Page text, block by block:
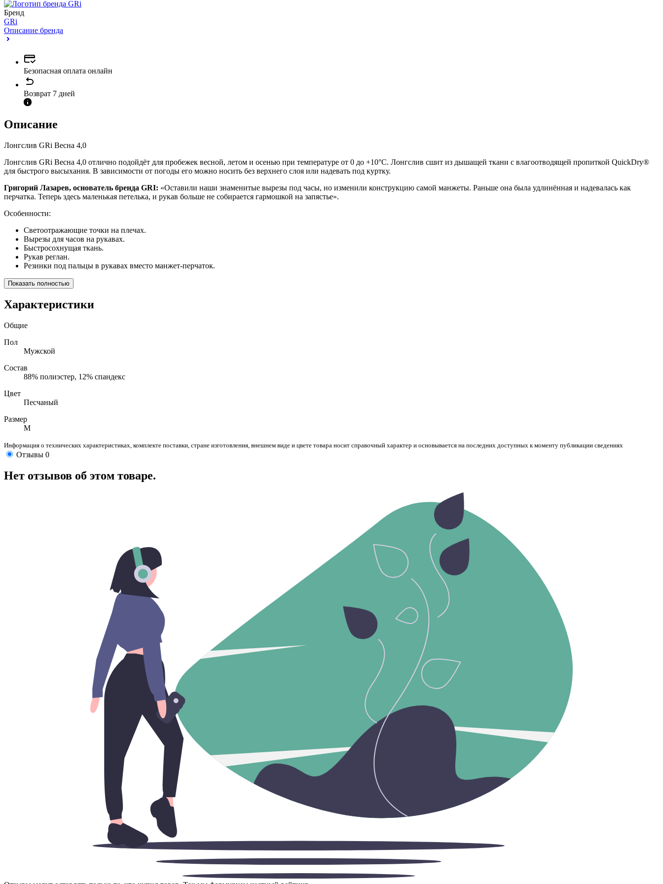
Бренд
GRi
Описание бренда
Безопасная оплата онлайн
Возврат 7 дней
Описание
Лонгслив GRi Весна 4,0
Лонгслив GRi Весна 4,0 отлично подойдёт для пробежек весной, летом и осенью при температуре от 0 до +10°C. Лонгслив сшит из дышащей ткани с влагоотводящей пропиткой QuickDry®
для быстрого высыхания. В зависимости от погоды его можно носить без верхнего слоя или надевать под куртку.
Григорий Лазарев, основатель бренда GRI: «Оставили наши знаменитые вырезы под часы, но изменили конструкцию самой манжеты. Раньше она была удлинённая и надевалась как
перчатка. Теперь здесь маленькая петелька, и рукав больше не собирается гармошкой на запястье».
Особенности:
Светоотражающие точки на плечах.
Вырезы для часов на рукавах.
Быстросохнущая ткань.
Рукав реглан.
Резинки под пальцы в рукавах вместо манжет-перчаток.
Показать полностью
Характеристики
Общие
Пол
Мужской
Состав
88% полиэстер, 12% спандекс
Цвет
Песчаный
Размер
M
Информация о технических характеристиках, комплекте поставки, стране изготовления, внешнем виде и цвете товара носит справочный характер и основывается на последних доступных к моменту публикации сведениях
Отзывы 0
Нет отзывов об этом товаре.